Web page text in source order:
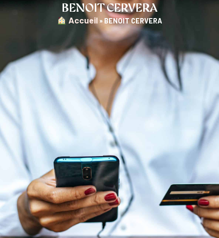
BENOIT CERVERA
︎ Accueil » BENOIT CERVERA